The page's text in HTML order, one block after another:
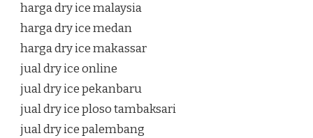
harga dry ice malaysia
harga dry ice medan
harga dry ice makassar
jual dry ice online
jual dry ice pekanbaru
jual dry ice ploso tambaksari
jual dry ice palembang